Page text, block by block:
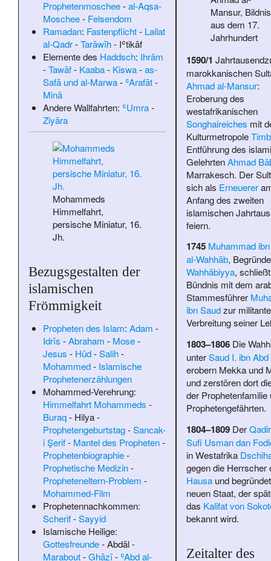
Prophetenmoschee-al-Aqsa-
Moschee- Felsendom
Ramadan: Fastenpflicht- Lailat
al-Qadr-Tarāwīh- Iʿtikāf
Elemente des Haddsch: Ihrām
-Tawāf- Kaaba- Kiswa-as-
Safā und al-Marwa- ʿArafāt-
Minā
Andere Wallfahrten: ʿUmra-
Ziyāra
Mohammeds
Himmelfahrt,
persische Miniatur, 16.
Jh.
Bezugsgestalten der
islamischen
Frömmigkeit
Propheten des Islam: Adam -
Idrīs -Abraham - Mose-
Jesus - Hūd-Salih-
Mohammed- Islamische
Prophetenerzählungen
Mohammed-Verehrung:
Himmelfahrt Mohammeds -
Buraq- Hilya-
Prophetengeburtstag-Sancak-
i Şerif- Mantel des Propheten-
Prophetenbiographie-
Prophetische Medizin-
Propheteneltern-Problem -
Mohammed-Film
Prophetennachkommen:
Scherif-Sayyid
Islamische Heilige:
Gottesfreunde-Abdāl-
Marabout-Ghāzī- ʿAbd al-
Mansur, Bildnis
aus dem 17.
Jahrhundert
1590/1
marokkanischen
Ahmad al-Mansur:
Eroberung des
westafrikanischen
Songhaireiches mit
Kulturmetropole
Entführung des
GelehrtenAhmad
Marrakesch. Der
sich als Erneuerer
Anfang des zweiten
islamischen
feiern.
1745 Muhammad
al-Wahhāb,
Wahhābiyya,
Bündnis mit dem
Stammesführer
ibn Saudzur
Verbreitung seiner
1803–1806Die
unterSaud I. ibn
erobern Mekka und
und zerstören dort
der Prophetenfamilie
Prophetengefährten.
1804–1809Der
Sufi Usman dan
in Westafrika
gegen die Herrscher
Hausaund
neuen Staat, der
das Kalifat von
bekannt wird.
Zeitalter des